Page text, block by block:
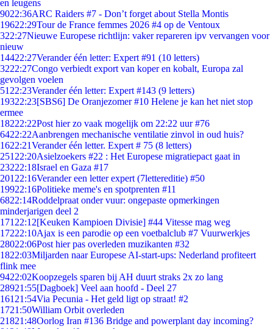
en leugens
9022:36ARC Raiders #7 - Don’t forget about Stella Montis
19622:29Tour de France femmes 2026 #4 op de Ventoux
322:27Nieuwe Europese richtlijn: vaker repareren ipv vervangen voor
nieuw
14422:27Verander één letter: Expert #91 (10 letters)
3222:27Congo verbiedt export van koper en kobalt, Europa zal
gevolgen voelen
51 22:23Verander één letter: Expert #143 (9 letters)
19322:23[SBS6] De Oranjezomer #10 Helene je kan het niet stop
ermee
18222:22Post hier zo vaak mogelijk om 22:22 uur #76
6422:22Aanbrengen mechanische ventilatie zinvol in oud huis?
1622:21Verander één letter. Expert # 75 (8 letters)
251 22:20Asielzoekers #22 : Het Europese migratiepact gaat in
23222:18Israel en Gaza #17
201 22:16Verander een letter expert (7lettereditie) #50
19922:16Politieke meme's en spotprenten #11
6822:14Roddelpraat onder vuur: ongepaste opmerkingen
minderjarigen deel 2
171 22:12[Keuken Kampioen Divisie] #44 Vitesse mag weg
17222:10Ajax is een parodie op een voetbalclub #7 Vuurwerkjes
28022:06Post hier pas overleden muzikanten #32
1822:03Miljarden naar Europese AI-start-ups: Nederland profiteert
flink mee
9422:02Koopzegels sparen bij AH duurt straks 2x zo lang
28921:55[Dagboek] Veel aan hoofd - Deel 27
161 21:54Via Pecunia - Het geld ligt op straat! #2
1721:50William Orbit overleden
21821:48Oorlog Iran #136 Bridge and powerplant day incoming?